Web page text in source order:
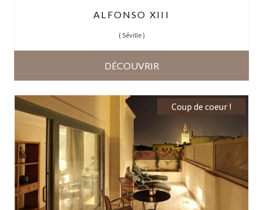
ALFONSO XIII
( Séville)
DÉCOUVRIR
Coup de coeur !